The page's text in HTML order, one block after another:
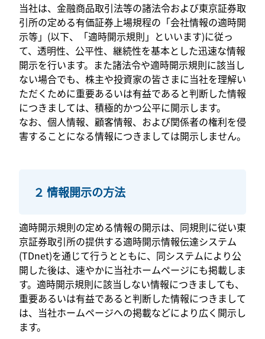
当社は、金融商品取引法等の諸法令および東京証券取
引所の定める有価証券上場規程の「会社情報の適時開
示等」(以下、「適時開示規則」といいます)に従っ
て、透明性、公平性、継続性を基本とした迅速な情報
開示を行います。また諸法令や適時開示規則に該当し
ない場合でも、株主や投資家の皆さまに当社を理解い
ただくために重要あるいは有益であると判断した情報
につきましては、積極的かつ公平に開示します。
なお、個人情報、顧客情報、および関係者の権利を侵
害することになる情報につきましては開示しません。
２ 情報開示の方法
適時開示規則の定める情報の開示は、同規則に従い東
京証券取引所の提供する適時開示情報伝達システム
(TDnet)を通じて行うとともに、同システムにより公
開した後は、速やかに当社ホームページにも掲載しま
す。適時開示規則に該当しない情報につきましても、
重要あるいは有益であると判断した情報につきまして
は、当社ホームページへの掲載などにより広く開示し
ます。